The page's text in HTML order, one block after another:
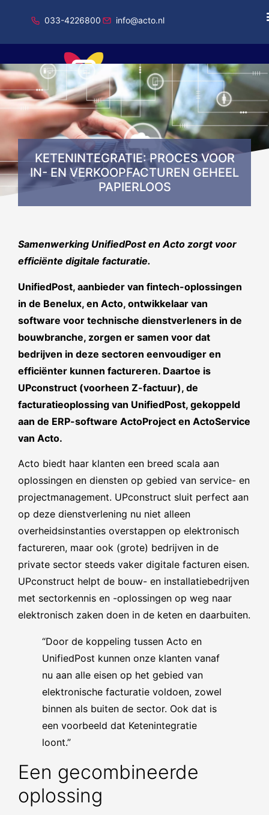
033-4226800 info@acto.nl
Onderdeel van Total Specific Solutions
KETENINTEGRATIE: PROCES VOOR
IN- EN VERKOOPFACTUREN GEHEEL
PAPIERLOOS
Samenwerking UnifiedPost en Acto zorgt voor
efficiënte digitale facturatie.
UnifiedPost, aanbieder van fintech-oplossingen
in de Benelux, en Acto, ontwikkelaar van
software voor technische dienstverleners in de
bouwbranche, zorgen er samen voor dat
bedrijven in deze sectoren eenvoudiger en
efficiënter kunnen factureren. Daartoe is
UPconstruct (voorheen Z-factuur), de
facturatieoplossing van UnifiedPost, gekoppeld
aan de ERP-software ActoProject en ActoService
van Acto.
Acto biedt haar klanten een breed scala aan
oplossingen en diensten op gebied van service- en
projectmanagement. UPconstruct sluit perfect aan
op deze dienstverlening nu niet alleen
overheidsinstanties overstappen op elektronisch
factureren, maar ook (grote) bedrijven in de
private sector steeds vaker digitale facturen eisen.
UPconstruct helpt de bouw- en installatiebedrijven
met sectorkennis en -oplossingen op weg naar
elektronisch zaken doen in de keten en daarbuiten.
“Door de koppeling tussen Acto en
UnifiedPost kunnen onze klanten vanaf
nu aan alle eisen op het gebied van
elektronische facturatie voldoen, zowel
binnen als buiten de sector. Ook dat is
een voorbeeld dat Ketenintegratie
loont.”
Een gecombineerde
oplossing